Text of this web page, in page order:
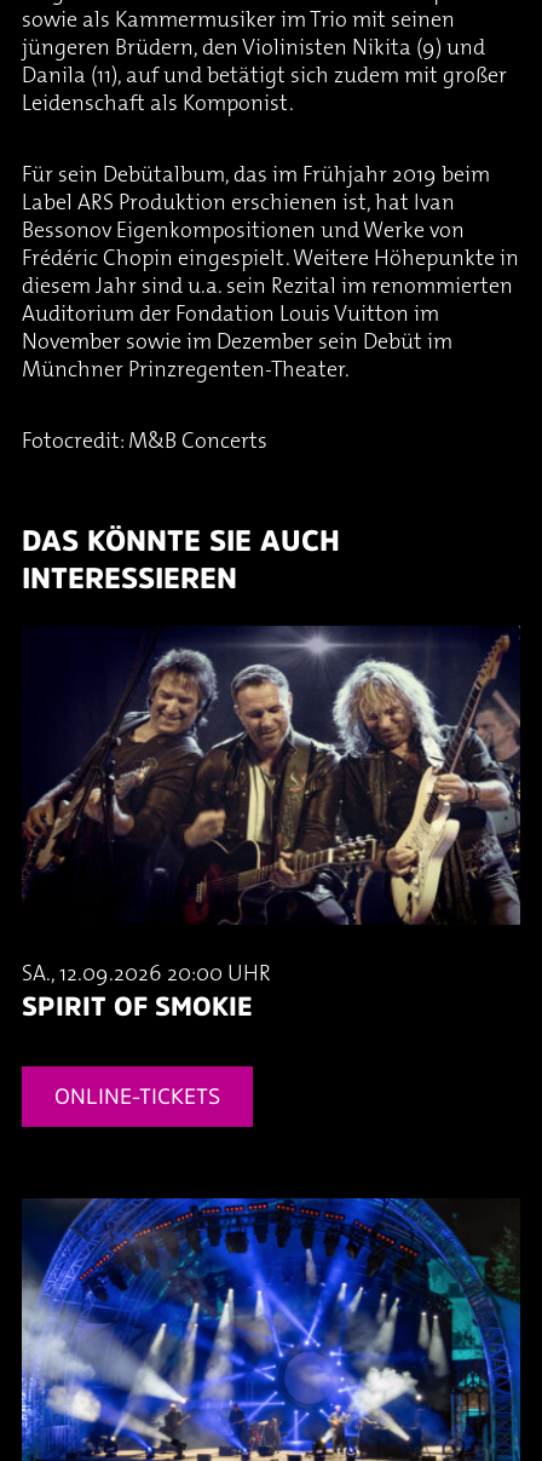
sowie als Kammermusiker im Trio mit seinen
jüngeren Brüdern, den Violinisten Nikita (9) und
Danila (11), auf und betätigt sich zudem mit großer
Leidenschaft als Komponist.
Für sein Debütalbum, das im Frühjahr 2019 beim
Label ARS Produktion erschienen ist, hat Ivan
Bessonov Eigenkompositionen und Werke von
Frédéric Chopin eingespielt. Weitere Höhepunkte in
diesem Jahr sind u.a. sein Rezital im renommierten
Auditorium der Fondation Louis Vuitton im
November sowie im Dezember sein Debüt im
Münchner Prinzregenten-Theater.
Fotocredit: M&B Concerts
DAS KÖNNTE SIE AUCH
INTERESSIEREN
SA., 12.09.2026 20:00 UHR
SPIRIT OF SMOKIE
ONLINE-TICKETS